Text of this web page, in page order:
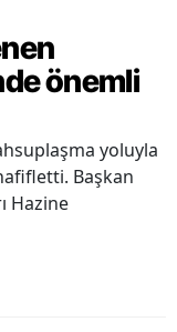
önemli
yoluyla
Başkan
Hazine